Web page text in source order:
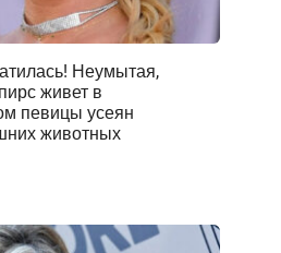
Неумытая,
живет в
певицы усеян
животных